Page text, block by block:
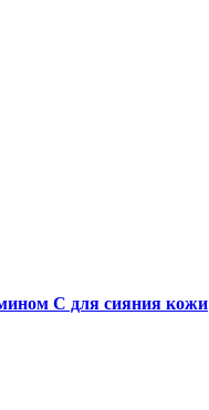
С для сияния кожи